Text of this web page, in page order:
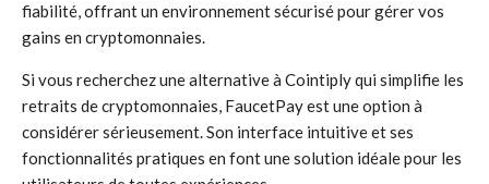
fiabilité, offrant un environnement sécurisé pour gérer vos
gains en cryptomonnaies.
Si vous recherchez une alternative à Cointiply qui simplifie les
retraits de cryptomonnaies, FaucetPay est une option à
considérer sérieusement. Son interface intuitive et ses
fonctionnalités pratiques en font une solution idéale pour les